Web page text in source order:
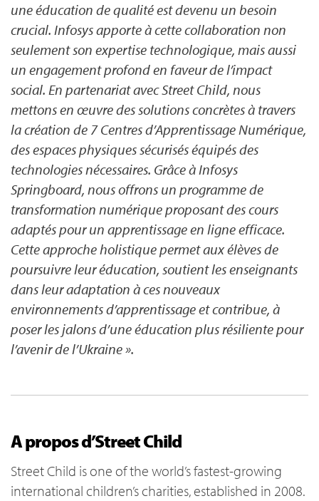
une éducation de qualité est devenu un besoin
crucial. Infosys apporte à cette collaboration non
seulement son expertise technologique, mais aussi
un engagement profond en faveur de l’impact
social. En partenariat avec Street Child, nous
mettons en œuvre des solutions concrètes à travers
la création de 7 Centres d’Apprentissage Numérique,
des espaces physiques sécurisés équipés des
technologies nécessaires. Grâce à Infosys
Springboard, nous offrons un programme de
transformation numérique proposant des cours
adaptés pour un apprentissage en ligne efficace.
Cette approche holistique permet aux élèves de
poursuivre leur éducation, soutient les enseignants
dans leur adaptation à ces nouveaux
environnements d’apprentissage et contribue, à
poser les jalons d’une éducation plus résiliente pour
l’avenir de l’Ukraine ».
A propos d’Street Child
Street Child is one of the world’s fastest-growing
international children’s charities, established in 2008.